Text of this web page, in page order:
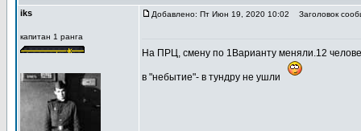
iks
капитан 1 ранга
Добавлено: Пт Июн 19, 2020 10:02 Заголовок
На ПРЦ, смену по 1Варианту меняли.12
в "небытие"- в тундру не ушли